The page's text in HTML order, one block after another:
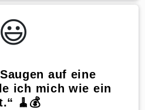
😃️
auf eine
ich mich wie ein
🧹💰